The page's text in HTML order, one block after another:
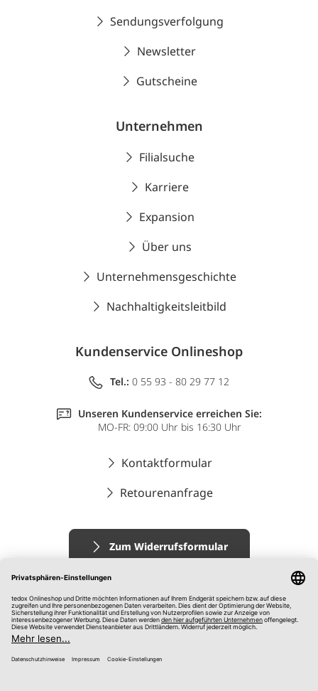
Sendungsverfolgung
Newsletter
Gutscheine
Unternehmen
Filialsuche
Karriere
Expansion
Über uns
Unternehmensgeschichte
Nachhaltigkeitsleitbild
Kundenservice Onlineshop
Tel.: 0 55 93 - 80 29 77 12
Unseren Kundenservice erreichen Sie:
MO-FR: 09:00 Uhr bis 16:30 Uhr
Kontaktformular
Retourenanfrage
Zum Widerrufsformular
Impressum
AGB
Datenschutz